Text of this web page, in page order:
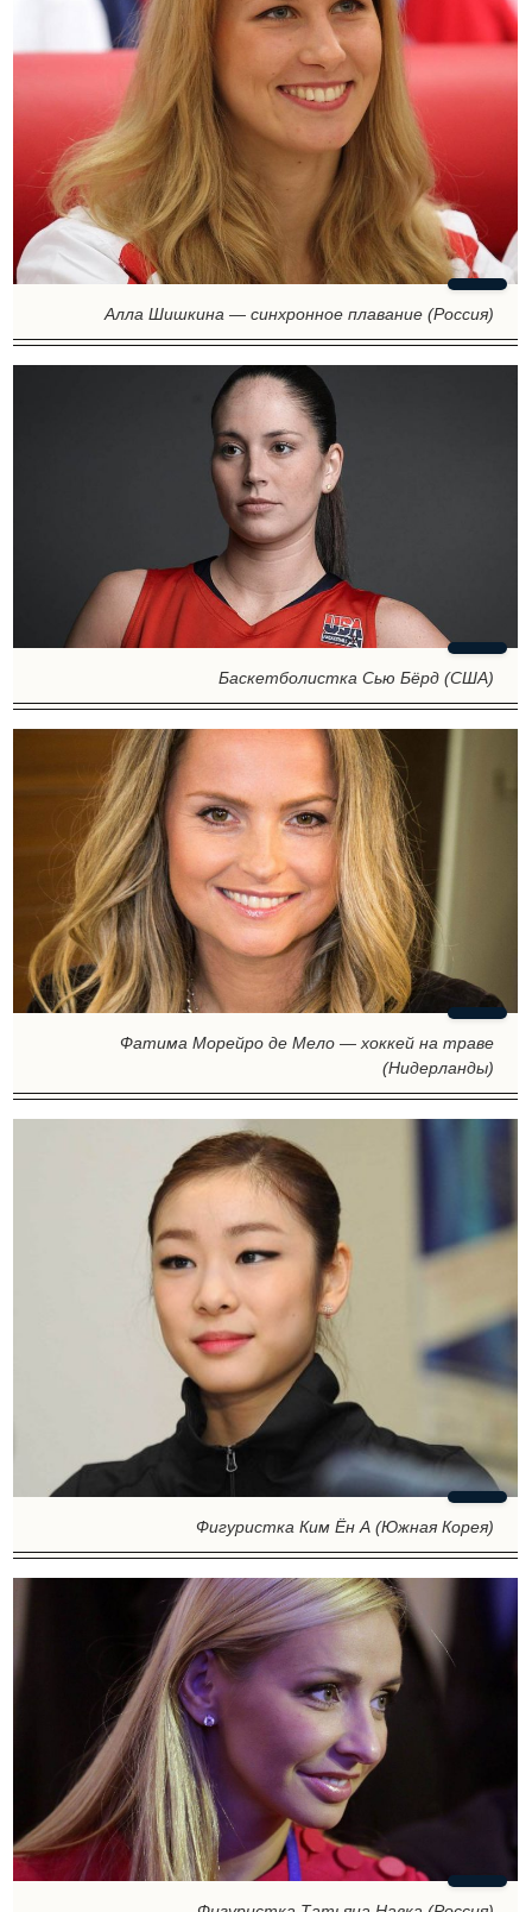
Алла Шишкина — синхронное плавание (Россия)
Баскетболистка Сью Бёрд (США)
Фатима Морейро де Мело — хоккей на траве
(Нидерланды)
Фигуристка Ким Ён А (Южная Корея)